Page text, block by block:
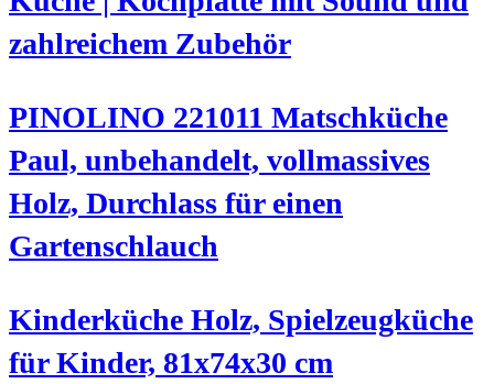
zahlreichem Zubehör
PINOLINO 221011 Matschküche
Paul, unbehandelt, vollmassives
Holz, Durchlass für einen
Gartenschlauch
Kinderküche Holz, Spielzeugküche
für Kinder, 81x74x30 cm